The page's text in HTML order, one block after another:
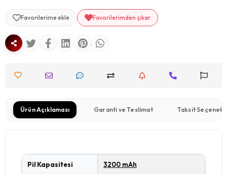
Favorilerime ekle Favorilerimden çıkar
Ürün Açıklaması Garanti ve Teslimat Taksit
Pil Kapasitesi 3200 mAh